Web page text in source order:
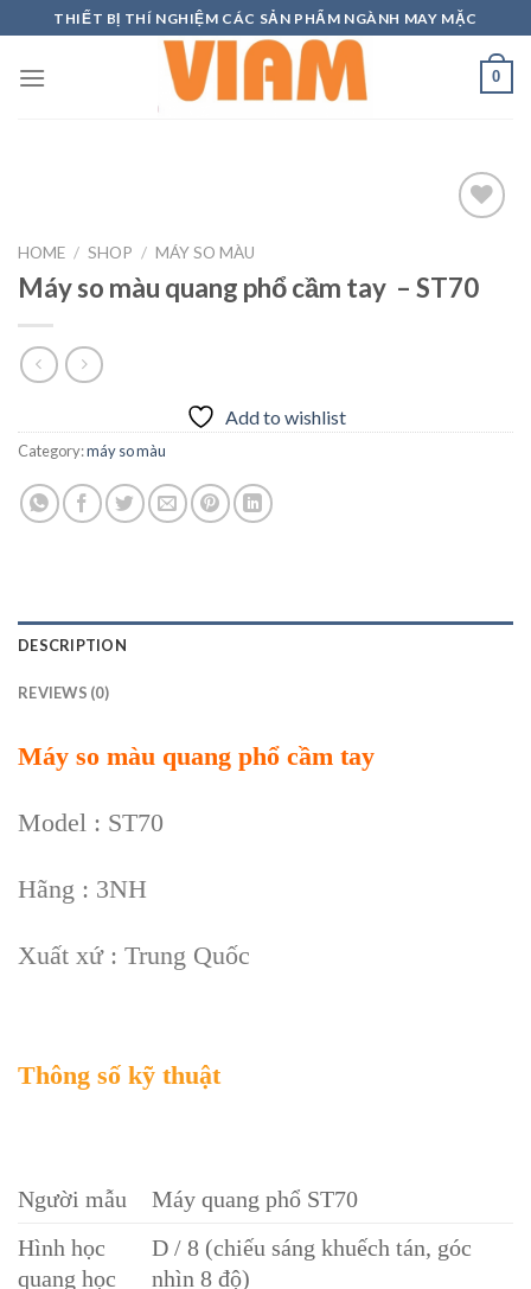
to
content
THIẾT BỊ THÍ NGHIỆM CÁC SẢN PHẨM NGÀNH MAY MẶC
0
Add to
wishlist
HOME / SHOP / MÁY SO MÀU
Máy so màu quang phổ cầm tay – ST70
Add to wishlist
Category:máy so màu
DESCRIPTION
REVIEWS (0)
Máy so màu quang phổ cầm tay
Model : ST70
Hãng : 3NH
Xuất xứ : Trung Quốc
Thông số kỹ thuật
Người mẫu
Máy quang phổ ST70
Hình học
quang học
D / 8 (chiếu sáng khuếch tán, góc
nhìn 8 độ)